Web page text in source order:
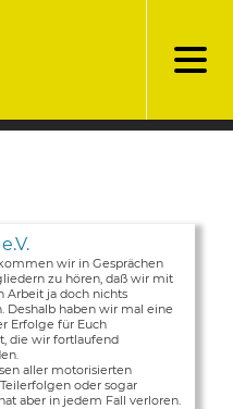
wir in Gesprächen
zu hören, daß wir mit
Arbeit ja doch nichts
Deshalb haben wir mal eine
Erfolge für Euch
die wir fortlaufend
aller motorisierten
oder sogar
aber in jedem Fall verloren.